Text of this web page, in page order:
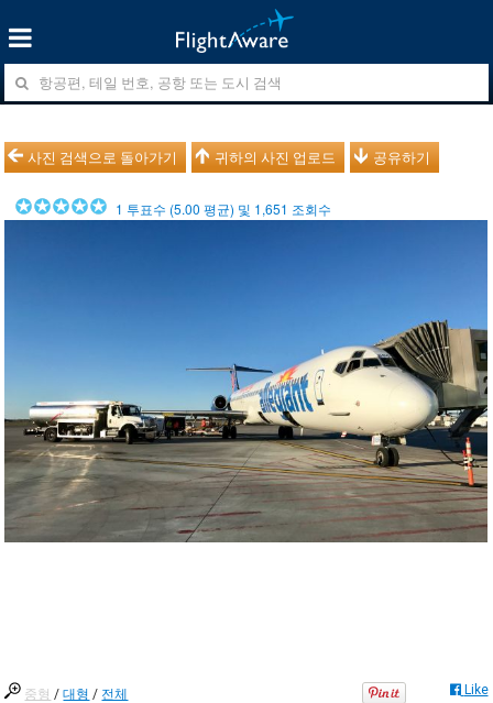
사진 검색으로 돌아가기 귀하의 사진 업로드 공유하기
1 투표수 (5.00 평균) 및 1,651 조회수
중형 /대형 / 전체 Like